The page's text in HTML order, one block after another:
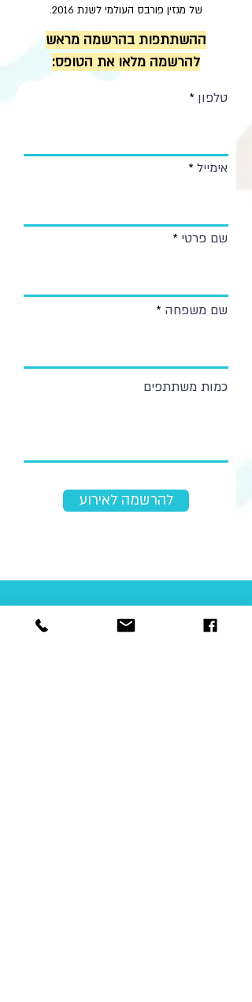
של מגזין פורבס העולמי לשנת 2016.
ההשתתפות בהרשמה מראש
להרשמה מלאו את הטופס:
טלפון
אימייל
שם פרטי
שם משפחה
כמות משתתפים
להרשמה לאירוע